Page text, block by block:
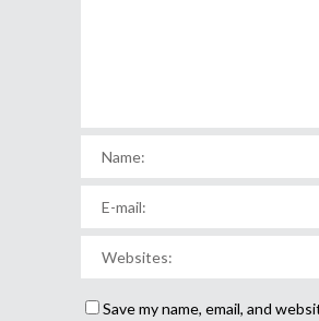
Save my name, email, and